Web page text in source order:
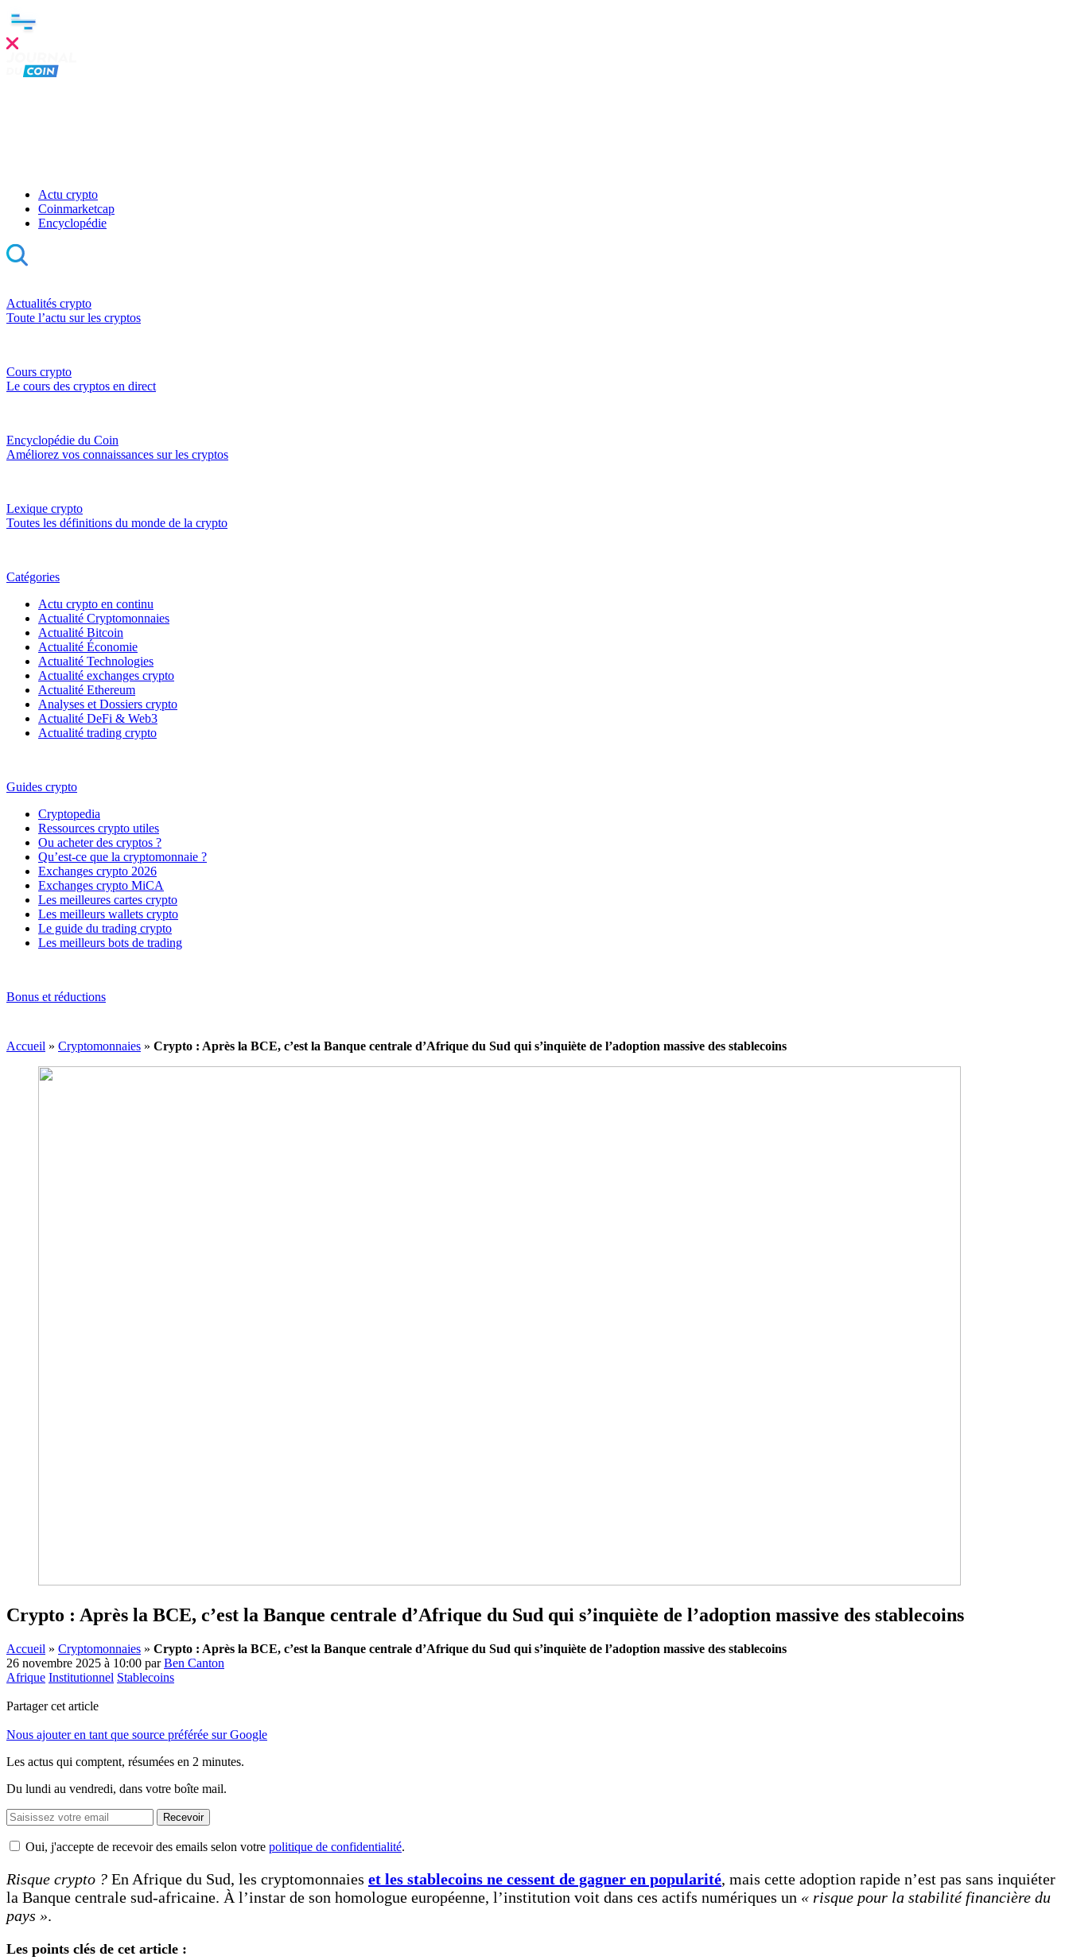
Actu crypto
Coinmarketcap
Encyclopédie
Actualités crypto
Toute l’actu sur les cryptos
Cours crypto
Le cours des cryptos en direct
Encyclopédie du Coin
Améliorez vos connaissances sur les cryptos
Lexique crypto
Toutes les définitions du monde de la crypto
Catégories
Actu crypto en continu
Actualité Cryptomonnaies
Actualité Bitcoin
Actualité Économie
Actualité Technologies
Actualité exchanges crypto
Actualité Ethereum
Analyses et Dossiers crypto
Actualité DeFi & Web3
Actualité trading crypto
Guides crypto
Cryptopedia
Ressources crypto utiles
Ou acheter des cryptos ?
Qu’est-ce que la cryptomonnaie ?
Exchanges crypto 2026
Exchanges crypto MiCA
Les meilleures cartes crypto
Les meilleurs wallets crypto
Le guide du trading crypto
Les meilleurs bots de trading
Bonus et réductions
Accueil » Cryptomonnaies » Crypto : Après la BCE, c’est la Banque centrale d’Afrique du Sud qui s’inquiète de l’adoption massive des stablecoins
Crypto : Après la BCE, c’est la Banque centrale d’Afrique du Sud qui s’inquiète de l’adoption massive des stablecoins
Accueil » Cryptomonnaies » Crypto : Après la BCE, c’est la Banque centrale d’Afrique du Sud qui s’inquiète de l’adoption massive des stablecoins
26 novembre 2025 à 10:00 parBen Canton
Afrique Institutionnel Stablecoins
Partager cet article
Nous ajouter en tant que source préférée sur Google
Les actus qui comptent, résumées en 2 minutes.
Du lundi au vendredi, dans votre boîte mail.
Recevoir
Oui, j'accepte de recevoir des emails selon votre politique de confidentialité.
Risque crypto ? En Afrique du Sud, les cryptomonnaies et les stablecoins ne cessent de gagner en popularité, mais cette adoption rapide n’est pas sans inquiéter
la Banque centrale sud-africaine. À l’instar de son homologue européenne, l’institution voit dans ces actifs numériques un « risque pour la stabilité financière du
pays ».
Les points clés de cet article :